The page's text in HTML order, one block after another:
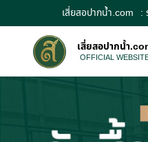
เสี่ยสอปากน้ำ.com :
เสี่ยสอปากน้ำ
OFFICIAL